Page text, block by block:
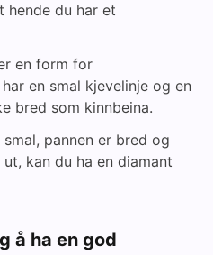
hende du har et
en form for
en smal kjevelinje og en
bred som kinnbeina.
pannen er bred og
kan du ha en diamant
å ha en god